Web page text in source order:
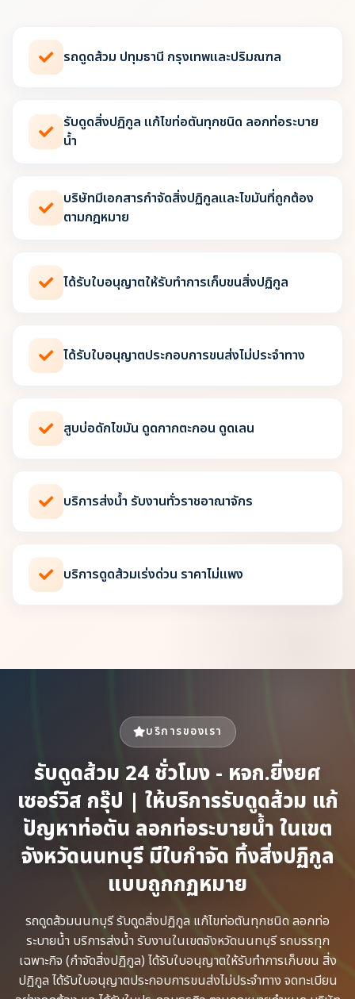
รถดูดส้วม ปทุมธานี กรุงเทพและปริมณฑล
รับดูดสิ่งปฏิกูล แก้ไขท่อตันทุกชนิด ลอกท่อระบาย
น้ำ
บริษัทมีเอกสารกำจัดสิ่งปฏิกูลและไขมันที่ถูกต้อง
ตามกฎหมาย
ได้รับใบอนุญาตให้รับทำการเก็บขนสิ่งปฏิกูล
ได้รับใบอนุญาตประกอบการขนส่งไม่ประจำทาง
สูบบ่อดักไขมัน ดูดกากตะกอน ดูดเลน
บริการส่งน้ำ รับงานทั่วราชอาณาจักร
บริการดูดส้วมเร่งด่วน ราคาไม่แพง
บริการของเรา
รับดูดส้วม 24 ชั่วโมง - หจก.ยิ่งยศ
เซอร์วิส กรุ๊ป | ให้บริการรับดูดส้วม แก้
ปัญหาท่อตัน ลอกท่อระบายน้ำ ในเขต
จังหวัดนนทบุรี มีใบกำจัด ทิ้งสิ่งปฏิกูล
แบบถูกกฏหมาย
รถดูดส้วม​นนทบุรี รับดูดสิ่งปฏิกูล​ แก้ไขท่อตันทุกชนิด​ ลอกท่อ
ระบายน้ำ​ บริการส่งน้ำ รับงานในเขตจังหวัดนนทบุรี รถบรรทุก
เฉพาะกิจ​ (กำจัดสิ่งปฏิกูล)​ ได้รับใบอนุญาตให้รับทำการเก็บขน​ สิ่ง
ปฏิกูล ได้รับใบอนุญาตประกอบการขนส่งไม่ประจำทาง จดทะเบียน